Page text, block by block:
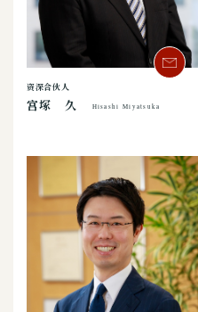
资深合伙人
宫塚 久 Hisashi Miyatsuka